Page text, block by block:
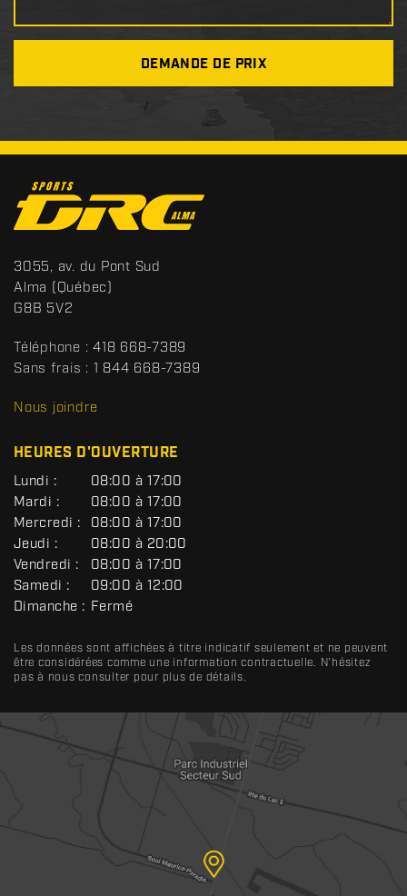
DEMANDE DE PRIX
o
n
t
a
c
t
S
p
o
t
s
R
3055, av. du Pont Sud
Alma (Québec)
G8B 5V2
Téléphone : 418 668-7389
Sans frais : 1 844 668-7389
Nous joindre
HEURES D'OUVERTURE
G
É
N
É
R
A
L
Lundi :
08:00 à 17:00
Mardi :
08:00 à 17:00
Mercredi :
08:00 à 17:00
Jeudi :
08:00 à 20:00
Vendredi :
08:00 à 17:00
Samedi :
09:00 à 12:00
Dimanche : Fermé
Les données sont affichées à titre indicatif seulement et ne peuvent
être considérées comme une information contractuelle. N'hésitez
pas à nous consulter pour plus de détails.